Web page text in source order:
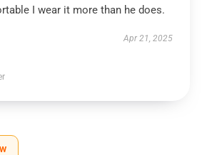
I wear it more than he does.
Apr 21, 2025